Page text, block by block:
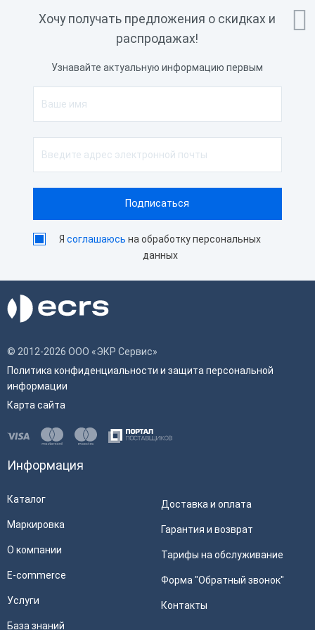

Хочу получать предложения о скидках и
распродажах!
Узнавайте актуальную информацию первым
Ясоглашаюсь на обработку персональных
данных
© 2012-2026 ООО «ЭКР Сервис»
Политика конфиденциальности и защита персональной
информации
Карта сайта
Информация
Каталог
Маркировка
О компании
E-commerce
Услуги
База знаний
Доставка и оплата
Гарантия и возврат
Тарифы на обслуживание
Форма "Обратный звонок"
Контакты